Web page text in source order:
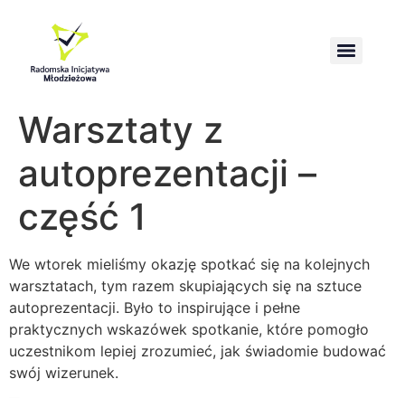
Warsztaty z
autoprezentacji –
część 1
We wtorek mieliśmy okazję spotkać się na kolejnych
warsztatach, tym razem skupiających się na sztuce
autoprezentacji. Było to inspirujące i pełne
praktycznych wskazówek spotkanie, które pomogło
uczestnikom lepiej zrozumieć, jak świadomie budować
swój wizerunek.